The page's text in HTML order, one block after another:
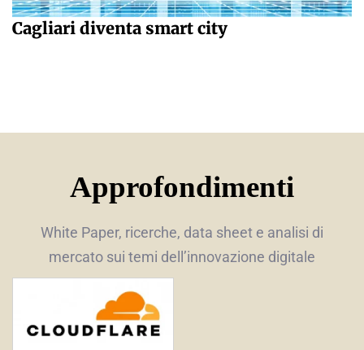
Cagliari diventa smart city
Approfondimenti
White Paper, ricerche, data sheet e analisi di
mercato sui temi dell’innovazione digitale